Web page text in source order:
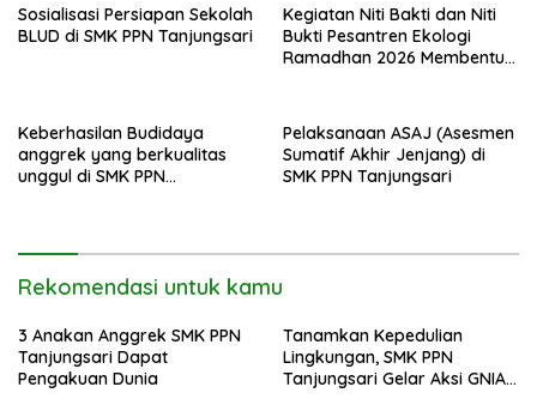
Sosialisasi Persiapan Sekolah
BLUD di SMK PPN Tanjungsari
Kegiatan Niti Bakti dan Niti
Bukti Pesantren Ekologi
Ramadhan 2026 Membentuk
SMK PPN Tanjungsari
Keberhasilan Budidaya
anggrek yang berkualitas
unggul di SMK PPN
Pelaksanaan ASAJ (Asesmen
Sumatif Akhir Jenjang) di
SMK PPN Tanjungsari
Rekomendasi untuk kamu
3 Anakan Anggrek SMK PPN
Tanjungsari Dapat
Pengakuan Dunia
Tanamkan Kepedulian
Lingkungan, SMK PPN
Tanjungsari Gelar Aksi GNIA